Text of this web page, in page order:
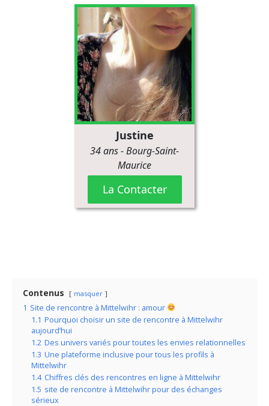
Contenus masquer
1 Site de rencontre à Mittelwihr : amour
1.1 Pourquoi choisir un site de rencontre à Mittelwihr
aujourd’hui
1.2 Des univers variés pour toutes les envies relationnelles
1.3 Une plateforme inclusive pour tous les profils à
Mittelwihr
1.4 Chiffres clés des rencontres en ligne à Mittelwihr
1.5 site de rencontre à Mittelwihr pour des échanges
sérieux